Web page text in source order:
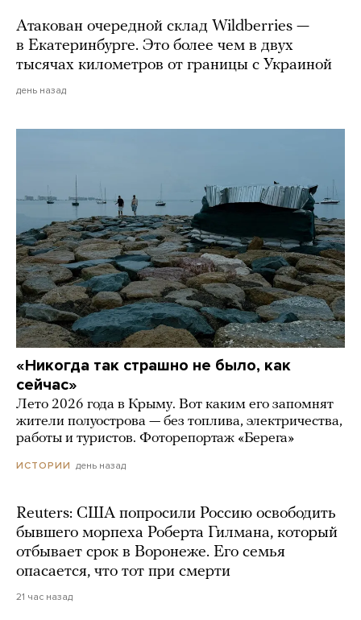
Атакован очередной склад Wildberries —
в Екатеринбурге. Это более чем в двух
тысячах километров от границы с Украиной
день назад
«Никогда так страшно не было, как
сейчас»
Лето 2026 года в Крыму. Вот каким его запомнят
жители полуострова — без топлива, электричества,
работы и туристов. Фоторепортаж «Берега»
ИСТОРИИ день назад
Reuters: США попросили Россию освободить
бывшего морпеха Роберта Гилмана, который
отбывает срок в Воронеже. Его семья
опасается, что тот при смерти
21 час назад